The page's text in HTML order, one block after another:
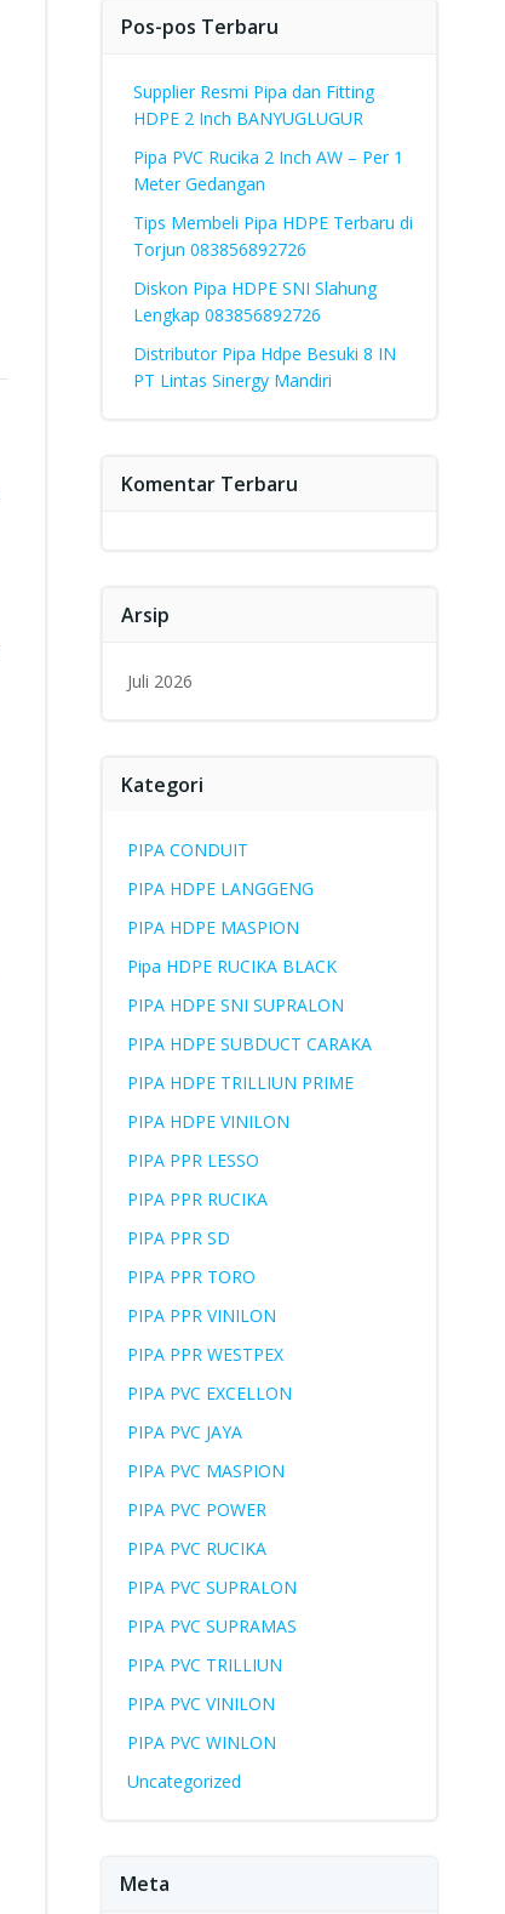
Pos-pos Terbaru
Supplier Resmi Pipa dan Fitting
HDPE 2 Inch BANYUGLUGUR
Pipa PVC Rucika 2 Inch AW – Per 1
Meter Gedangan
Tips Membeli Pipa HDPE Terbaru di
Torjun 083856892726
Diskon Pipa HDPE SNI Slahung
Lengkap 083856892726
Distributor Pipa Hdpe Besuki 8 IN
PT Lintas Sinergy Mandiri
Komentar Terbaru
Arsip
Juli 2026
Kategori
PIPA CONDUIT
PIPA HDPE LANGGENG
PIPA HDPE MASPION
Pipa HDPE RUCIKA BLACK
PIPA HDPE SNI SUPRALON
PIPA HDPE SUBDUCT CARAKA
PIPA HDPE TRILLIUN PRIME
PIPA HDPE VINILON
PIPA PPR LESSO
PIPA PPR RUCIKA
PIPA PPR SD
PIPA PPR TORO
PIPA PPR VINILON
PIPA PPR WESTPEX
PIPA PVC EXCELLON
PIPA PVC JAYA
PIPA PVC MASPION
PIPA PVC POWER
PIPA PVC RUCIKA
PIPA PVC SUPRALON
PIPA PVC SUPRAMAS
PIPA PVC TRILLIUN
PIPA PVC VINILON
PIPA PVC WINLON
Uncategorized
Meta